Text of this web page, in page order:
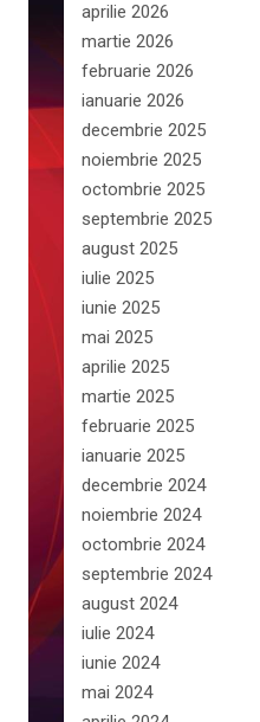
aprilie 2026
martie 2026
februarie 2026
ianuarie 2026
decembrie 2025
noiembrie 2025
octombrie 2025
septembrie 2025
august 2025
iulie 2025
iunie 2025
mai 2025
aprilie 2025
martie 2025
februarie 2025
ianuarie 2025
decembrie 2024
noiembrie 2024
octombrie 2024
septembrie 2024
august 2024
iulie 2024
iunie 2024
mai 2024